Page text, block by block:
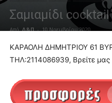
Σαμιαμίδι
Από Δ&Π - 10 Νοεμβρίου 2020
blonde
lesbians
cam
show. desi
ΚΑΡΑΟΛΗ ΔΗΜΗΤΡΙΟΥ 61
ΤΗΛ:2114086939, Βρείτε μας